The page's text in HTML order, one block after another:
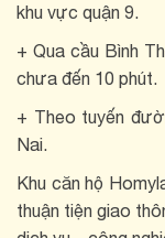
khu vực quận 9.
+ Qua cầu Bình
chưa đến 10 phút.
+ Theo tuyến
Nai.
Khu căn hộ
thuận tiện giao